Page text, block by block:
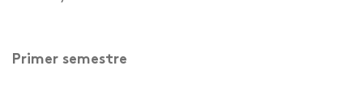
Primer semestre